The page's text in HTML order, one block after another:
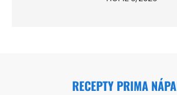
RECEPTY PRIMA